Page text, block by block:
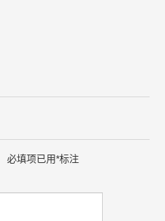
必填项已用*标注